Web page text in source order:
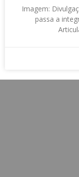
Imagem:
passa a